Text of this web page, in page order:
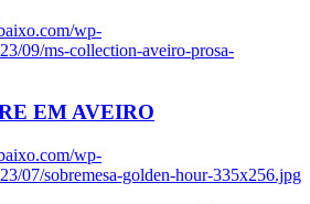
wp-
09/ms-collection-aveiro-prosa-
EM AVEIRO
wp-
07/sobremesa-golden-hour-335x256.jpg